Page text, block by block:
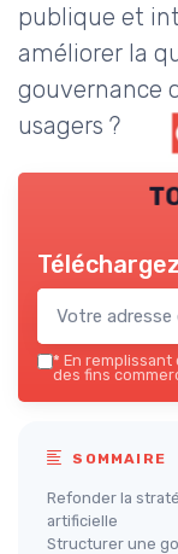
publique et
améliorer la
gouvernance
usagers ?
* En remplissant
des fins
SOMMAIRE
Refonder la
artificielle
Structurer une